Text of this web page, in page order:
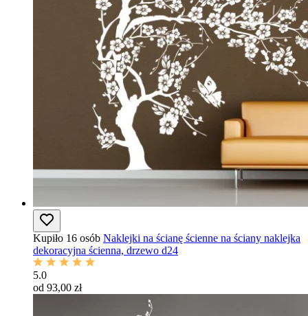
Kupiło 16 osób Naklejki na ścianę ścienne na ściany naklejka
dekoracyjna ścienna, drzewo d24
5.0
od 93,00 zł